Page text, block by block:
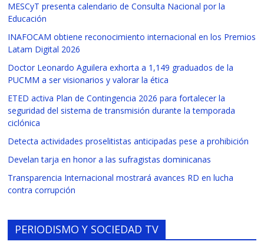
MESCyT presenta calendario de Consulta Nacional por la
Educación
INAFOCAM obtiene reconocimiento internacional en los Premios
Latam Digital 2026
Doctor Leonardo Aguilera exhorta a 1,149 graduados de la
PUCMM a ser visionarios y valorar la ética
ETED activa Plan de Contingencia 2026 para fortalecer la
seguridad del sistema de transmisión durante la temporada
ciclónica
Detecta actividades proselitistas anticipadas pese a prohibición
Develan tarja en honor a las sufragistas dominicanas
Transparencia Internacional mostrará avances RD en lucha
contra corrupción
PERIODISMO Y SOCIEDAD TV